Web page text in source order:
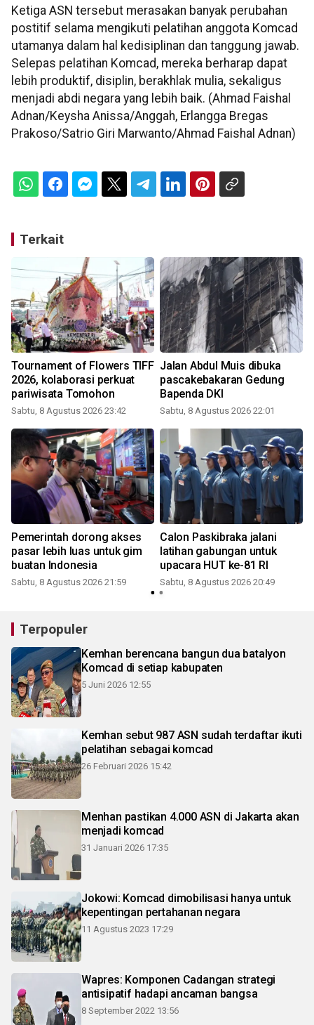
Ketiga ASN tersebut merasakan banyak perubahan
postitif selama mengikuti pelatihan anggota Komcad
utamanya dalam hal kedisiplinan dan tanggung jawab.
Selepas pelatihan Komcad, mereka berharap dapat
lebih produktif, disiplin, berakhlak mulia, sekaligus
menjadi abdi negara yang lebih baik. (Ahmad Faishal
Adnan/Keysha Anissa/Anggah, Erlangga Bregas
Prakoso/Satrio Giri Marwanto/Ahmad Faishal Adnan)
Terkait
Tournament of Flowers TIFF
2026, kolaborasi perkuat
pariwisata Tomohon
Sabtu, 8 Agustus 2026 23:42
Jalan Abdul Muis dibuka
pascakebakaran Gedung
Bapenda DKI
Sabtu, 8 Agustus 2026 22:01
Pemerintah dorong akses
pasar lebih luas untuk gim
buatan Indonesia
Sabtu, 8 Agustus 2026 21:59
Calon Paskibraka jalani
latihan gabungan untuk
upacara HUT ke-81 RI
Sabtu, 8 Agustus 2026 20:49
Terpopuler
Kemhan berencana bangun dua batalyon
Komcad di setiap kabupaten
5 Juni 2026 12:55
Kemhan sebut 987 ASN sudah terdaftar ikuti
pelatihan sebagai komcad
26 Februari 2026 15:42
Menhan pastikan 4.000 ASN di Jakarta akan
menjadi komcad
31 Januari 2026 17:35
Jokowi: Komcad dimobilisasi hanya untuk
kepentingan pertahanan negara
11 Agustus 2023 17:29
Wapres: Komponen Cadangan strategi
antisipatif hadapi ancaman bangsa
8 September 2022 13:56